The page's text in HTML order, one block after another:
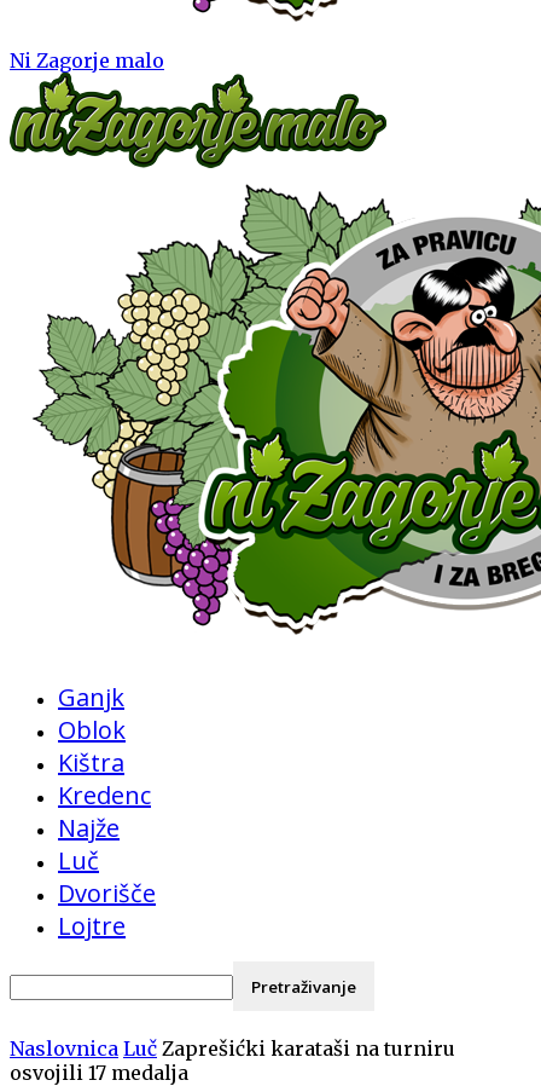
Ni Zagorje malo
Ganjk
Oblok
Kištra
Kredenc
Najže
Luč
Dvorišče
Lojtre
Naslovnica Luč Zaprešićki karataši na turniru
osvojili 17 medalja